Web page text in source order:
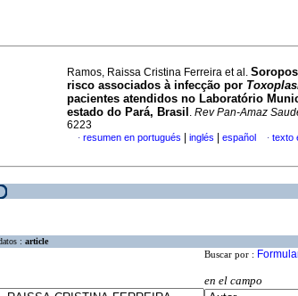
Ramos, Raissa Cristina Ferreira et al.
risco associados à infecção por
pacientes atendidos no Laboratório
estado do Pará, Brasil . Rev Pan-Amaz
6223
· resumen en portugués inglés español · texto
: article
Buscar por :
en el campo